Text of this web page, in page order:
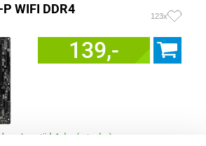
WIFI DDR4
123x
139,-
Levertijd: 1 dag (zaterdag)